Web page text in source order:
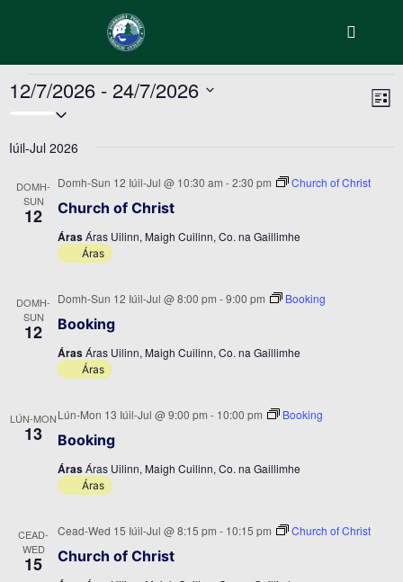
Events List
12/7/2026 - 24/7/2026
Iúil-Jul 2026
DOMH-
SUN
12 Church of Christ
Domh-Sun 12 Iúil-Jul @ 10:30 am -2:30 pm Church of Christ
ÁrasÁras Uilinn, Maigh Cuilinn, Co. na Gaillimhe
Áras
DOMH-
SUN
12 Booking
Domh-Sun 12 Iúil-Jul @ 8:00 pm -9:00 pm Booking
ÁrasÁras Uilinn, Maigh Cuilinn, Co. na Gaillimhe
Áras
LÚN-MON
13 Booking
Lún-Mon 13 Iúil-Jul @ 9:00 pm - 10:00 pm Booking
ÁrasÁras Uilinn, Maigh Cuilinn, Co. na Gaillimhe
Áras
CEAD-
WED
15 Church of Christ
Cead-Wed 15 Iúil-Jul @ 8:15 pm - 10:15 pm Church of Christ